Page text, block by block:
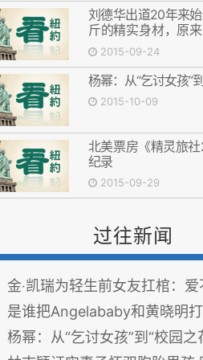
刘德华出道20年来
斤的精实身材，原
养生的！
2015-09-24
杨幂：从“乞讨女孩”
2015-10-09
北美票房《精灵旅
纪录
2015-09-29
过往新闻
金‧凯瑞为轻生前女友扛棺：
是谁把Angelababy和黄晓明打扮成
杨幂：从“乞讨女孩”到“校园之